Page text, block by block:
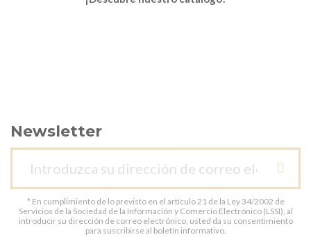
Newsletter
* En cumplimiento de lo previsto en el artículo 21 de la Ley 34/2002 de
Servicios de la Sociedad de la Información y Comercio Electrónico (LSSI), al
introducir su dirección de correo electrónico, usted da su consentimiento
para suscribirse al boletín informativo.